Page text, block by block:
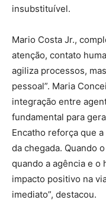
insubstituível.
Mario Costa Jr.,
atenção, contato
agiliza processos,
pessoal”. Maria
integração entre
fundamental para
Encatho reforça que
da chegada. Quando
quando a agência e o
impacto positivo na
imediato”, destacou.